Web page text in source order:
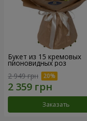
Букет из 15 кремовых
пионовидных роз
2 949 грн
Заказать